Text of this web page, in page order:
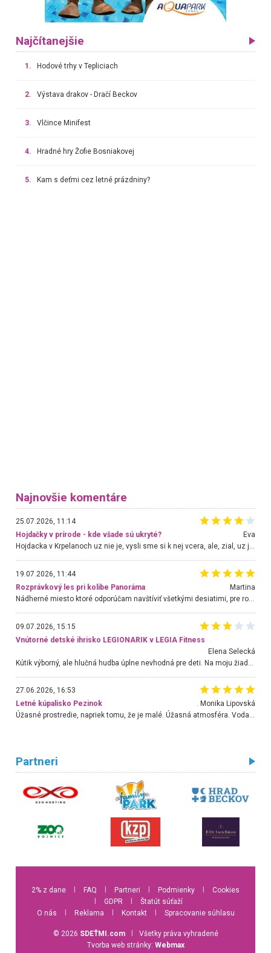
Najčítanejšie
1. Hodové trhy v Tepliciach
2. Výstava drakov - Dračí Beckov
3. Vlčince Minifest
4. Hradné hry Žofie Bosniakovej
5. Kam s deťmi cez letné prázdniny?
Najnovšie komentáre
25.07.2026, 11:14
Hojdačky v prírode - kde všade sú ukryté?
Eva
Hojdacka v Krpelanoch uz nie je, vysli sme si k nej vcera, ale, zial, uz je znicena. Ak sem planujete cestu len kvoli hojdacke, mozete si ju usetrit. Krasny vyhlad je tu vsak aj bez hojdacky :-)
19.07.2026, 11:44
Rozprávkový les pri kolibe Panoráma
Martina
Nádherné miesto ktoré odporúčam navštíviť všetkými desiatimi, pre rodiny s deťmi, dôchodcom... Proste a jednoducho ozaj rozprávkový les.. určite ešte prídeme. Odniesli sme si na pamiatku krásne tričká,
09.07.2026, 15:15
Vnútorné detské ihrisko LEGIONARIK v LEGIA Fitness
Elena Selecká
27.06.2026, 16:53
Letné kúpalisko Pezinok
. Monika Lipovská
Úžasné prostredie, napriek tomu, že je malé. Úžasná atmosféra. Voda fantastická a nádherná. Ľudí je pomerne veľa, ale su mili a ohľaduplní. Je veľmi zaujímavé sledovať, ako dokážu spolu športovať cudzí ľudia a bez ohľadu na vek. Vládne tu pohoda. Vnuka neviem dostať z vody. Ďakujem za krásny deň . Urcite sa sem vrátim. Jediný problém je s parkovaním, ale aj ten sa mi podarilo vyriešiť. Monika Bratislava
Partneri
2% z dane FAQ Partneri Podmienky
Cookies
GDPR
Štatút súťaží
O nás
Reklama Kontakt Spracovanie súhlasu
© 2026 SDEŤMI.com
Všetky práva vyhradené
Tvorba web stránky: Webmax